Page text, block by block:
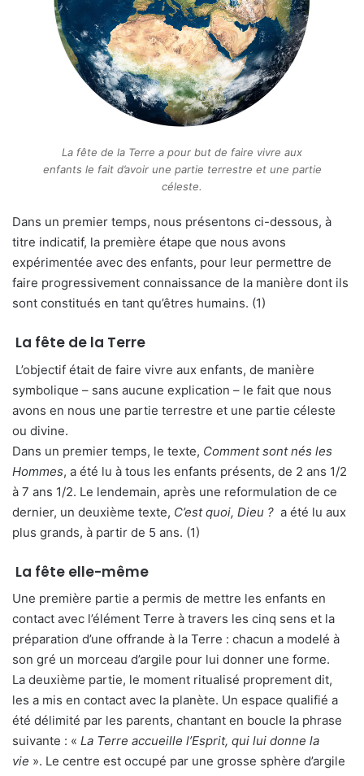
La fête de la Terre a pour but de faire vivre aux
enfants le fait d’avoir une partie terrestre et une partie
céleste.
Dans un premier temps, nous présentons ci-dessous, à
titre indicatif, la première étape que nous avons
expérimentée avec des enfants, pour leur permettre de
faire progressivement connaissance de la manière dont ils
sont constitués en tant qu’êtres humains. (1)
La fête de la Terre
L’objectif était de faire vivre aux enfants, de manière
symbolique – sans aucune explication – le fait que nous
avons en nous une partie terrestre et une partie céleste
ou divine.
Dans un premier temps, le texte, Comment sont nés les
Hommes, a été lu à tous les enfants présents, de 2 ans 1/2
à 7 ans 1/2. Le lendemain, après une reformulation de ce
dernier, un deuxième texte, C’est quoi, Dieu ? a été lu aux
plus grands, à partir de 5 ans. (1)
La fête elle-même
Une première partie a permis de mettre les enfants en
contact avec l’élément Terre à travers les cinq sens et la
préparation d’une offrande à la Terre : chacun a modelé à
son gré un morceau d’argile pour lui donner une forme.
La deuxième partie, le moment ritualisé proprement dit,
les a mis en contact avec la planète. Un espace qualifié a
été délimité par les parents, chantant en boucle la phrase
suivante : « La Terre accueille l’Esprit, qui lui donne la
vie ». Le centre est occupé par une grosse sphère d’argile